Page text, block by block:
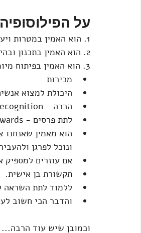
על
1. הוא האמין במטרות ויעדים.
2. הוא האמין בתכנון ובהיערכות ידועה מראש.
3. הוא האמין בפיתוח מיומנויות שבינהם היו דברים כמו:
מכירות
היכולת למצוא אנשים טובים - 2-3 אנשים טובים יחד
הכרה - recognition
לתת פרסים - rewards על תוצאות קטנות, על ההתקדמות ולא רק על התוצאה הסופית.
הוא מאמין שאנחנו
ונוכל לפרגן
אם עוזרים
תקשורת בן אישית.
ללמוד לתת השראה
והדבר הכי חשוב
וכמובן שיש עוד הרבה...